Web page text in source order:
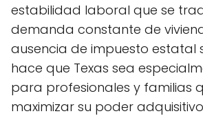
estabilidad laboral que se
demanda constante de
ausencia de impuesto estatal
hace que Texas sea
para profesionales y familias
maximizar su poder